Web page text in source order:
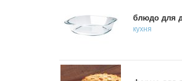
блюдо для
кухня